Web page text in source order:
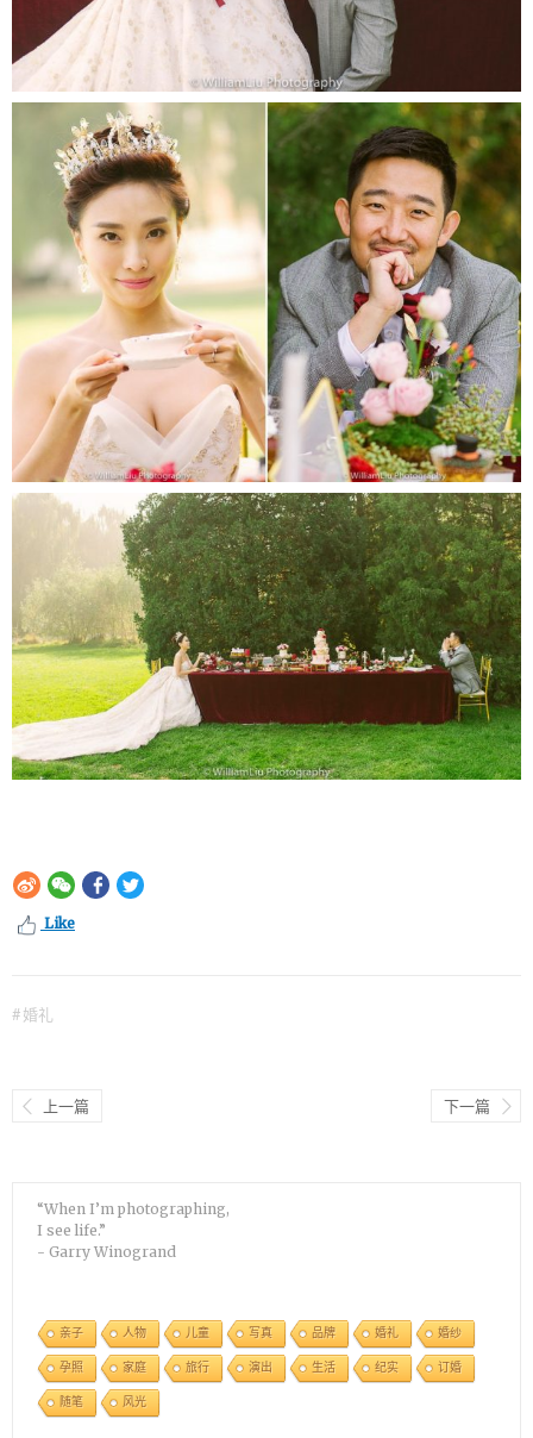
Like
#婚礼
下一篇
上一篇
“When I’m photographing,
I see life.”
- Garry Winogrand
亲子 人物 儿童 写真 品牌 婚礼 婚纱
孕照 家庭 旅行 演出 生活 纪实 订婚
随笔 风光